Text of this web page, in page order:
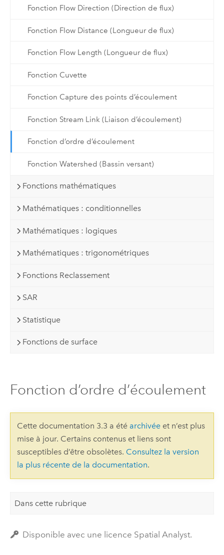
Fonction Flow Direction (Direction de flux)
Fonction Flow Distance (Longueur de flux)
Fonction Flow Length (Longueur de flux)
Fonction Cuvette
Fonction Capture des points d’écoulement
Fonction Stream Link (Liaison d’écoulement)
Fonction d’ordre d’écoulement
Fonction Watershed (Bassin versant)
Fonctions mathématiques
Mathématiques : conditionnelles
Mathématiques : logiques
Mathématiques : trigonométriques
Fonctions Reclassement
SAR
Statistique
Fonctions de surface
Fonction d’ordre d’écoulement
Cette documentation 3.3 a été archivéeet n’est plus
mise à jour. Certains contenus et liens sont
susceptibles d’être obsolètes. Consultez la version
la plus récente de la documentation.
Dans cette rubrique
Disponible avec une licence Spatial Analyst.